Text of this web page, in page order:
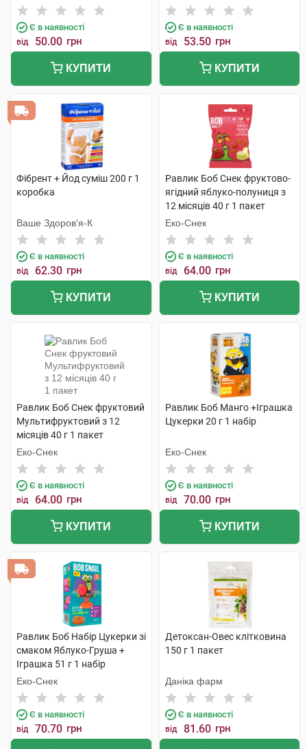
Є в наявності
від 50.00 грн
КУПИТИ
Є в наявності
від 53.50 грн
КУПИТИ
Фібрент + Йод суміш 200 г 1
коробка
Ваше Здоров'я-К
Є в наявності
від 62.30 грн
КУПИТИ
Равлик Боб Снек фруктово-
ягідний яблуко-полуниця з
12 місяців 40 г 1 пакет
Еко-Снек
Є в наявності
від 64.00 грн
КУПИТИ
Равлик Боб Снек фруктовий
Мультифруктовий з 12
місяців 40 г 1 пакет
Еко-Снек
Є в наявності
від 64.00 грн
КУПИТИ
Равлик Боб Манго +Іграшка
Цукерки 20 г 1 набір
Еко-Снек
Є в наявності
від 70.00 грн
КУПИТИ
Равлик Боб Набір Цукерки зі
смаком Яблуко-Груша +
Іграшка 51 г 1 набір
Еко-Снек
Є в наявності
від 70.70 грн
Детоксан-Овес клітковина
150 г 1 пакет
Даніка фарм
Є в наявності
від 81.60 грн